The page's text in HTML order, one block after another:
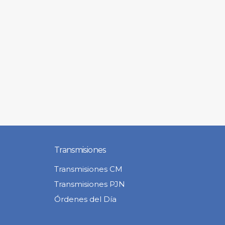
Transmisiones
Transmisiones CM
Transmisiones PJN
Órdenes del Día